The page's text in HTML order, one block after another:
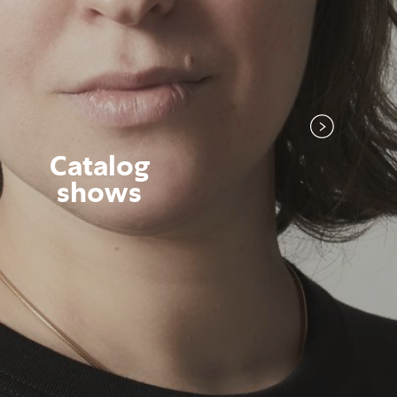
Catalog
shows